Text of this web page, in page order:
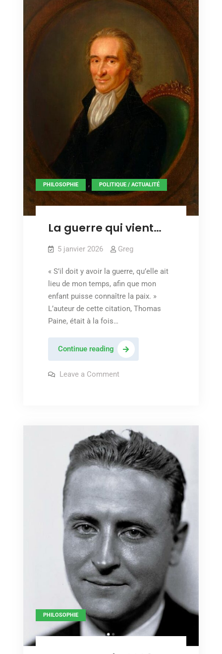
PHILOSOPHIE , POLITIQUE / ACTUALITÉ
La guerre qui vient…
5 janvier 2026 Greg
« S’il doit y avoir la guerre, qu’elle ait
lieu de mon temps, afin que mon
enfant puisse connaître la paix. »
L’auteur de cette citation, Thomas
Paine, était à la fois…
Continue readingLa
guerre
qui
Leave a Commenton
PHILOSOPHIE